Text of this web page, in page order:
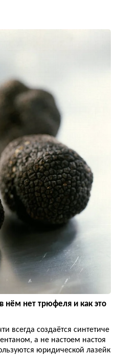
нём нет трюфеля и как это
всегда создаётся синтетиче
а не настоем настоя
юридической лазейк